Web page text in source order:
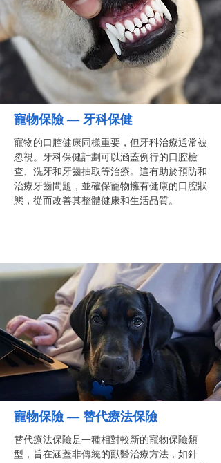
寵物保險 — 牙科保健
寵物的口腔健康同樣重要，但牙科治療通常被
忽視。牙科保健計劃可以涵蓋例行的口腔檢
查、洗牙和牙齒抽取等治療。這有助於預防和
治療牙齒問題，並確保寵物擁有健康的口腔狀
態，從而改善其整體健康和生活品質。
寵物保險 — 替代療法保險
替代療法保險是一種相對較新的寵物保險類
型，旨在涵蓋非傳統的獸醫治療方法，如針